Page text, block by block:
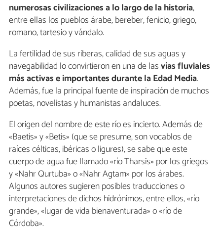
numerosas civilizaciones a lo largo de la historia,
entre ellas los pueblos árabe, bereber, fenicio, griego,
romano, tartesio y vándalo.
La fertilidad de sus riberas, calidad de sus aguas y
navegabilidad lo convirtieron en una de lasvías fluviales
más activas e importantes durante la Edad Media.
Además, fue la principal fuente de inspiración de muchos
poetas, novelistas y humanistas andaluces.
El origen del nombre de este río es incierto. Además de
«Baetis» y «Betis» (que se presume, son vocablos de
raíces célticas, ibéricas o ligures), se sabe que este
cuerpo de agua fue llamado «río Tharsis» por los griegos
y «Nahr Qurtuba» o «Nahr Agtam» por los árabes.
Algunos autores sugieren posibles traducciones o
interpretaciones de dichos hidrónimos, entre ellos, «río
grande», «lugar de vida bienaventurada» o «río de
Córdoba».